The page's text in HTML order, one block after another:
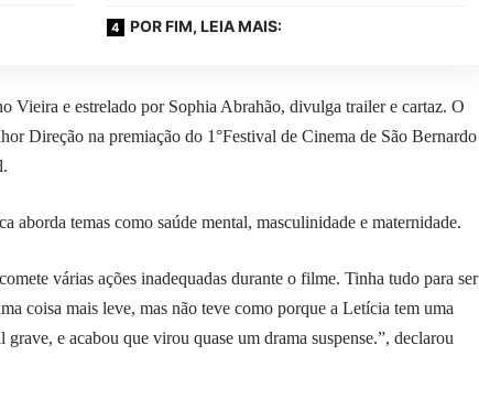
POR FIM, LEIA MAIS:
Vieira e estrelado por Sophia Abrahão, divulga trailer e cartaz. O
Direção na premiação do 1°Festival de Cinema de São Bernardo
aborda temas como saúde mental, masculinidade e maternidade.
várias ações inadequadas durante o filme. Tinha tudo para ser
coisa mais leve, mas não teve como porque a Letícia tem uma
e acabou que virou quase um drama suspense.”, declarou